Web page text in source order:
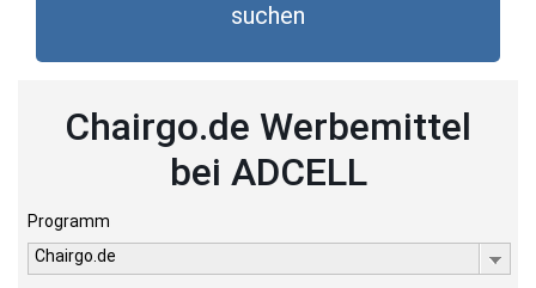
suchen
Chairgo.de Werbemittel
bei ADCELL
Programm
Chairgo.de